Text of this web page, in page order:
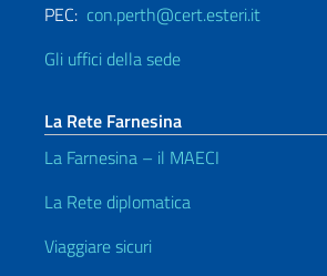
PEC: con.perth@cert.esteri.it
Gli uffici della sede
La Rete Farnesina
La Farnesina – il MAECI
La Rete diplomatica
Viaggiare sicuri